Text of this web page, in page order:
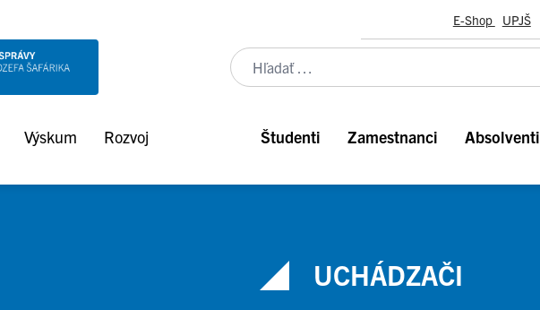
E-Shop UPJŠ
Výskum Rozvoj Študenti Zamestnanci Absolventi
UCHÁDZAČI